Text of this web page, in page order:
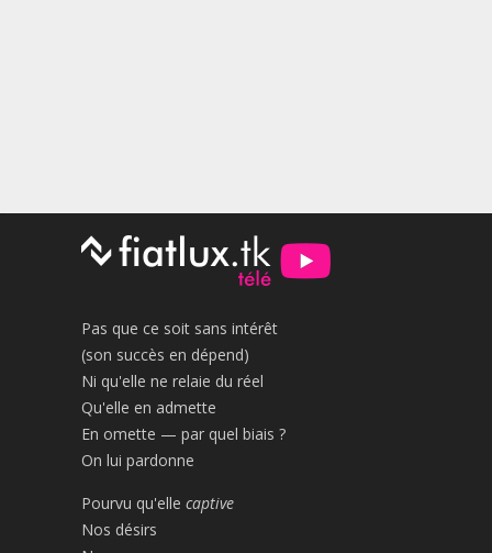
Pas que ce soit sans intérêt
(son succès en dépend)
Ni qu'elle ne relaie du réel
Qu'elle en admette
En omette — par quel biais ?
On lui pardonne
Pourvu qu'elle captive
Nos désirs